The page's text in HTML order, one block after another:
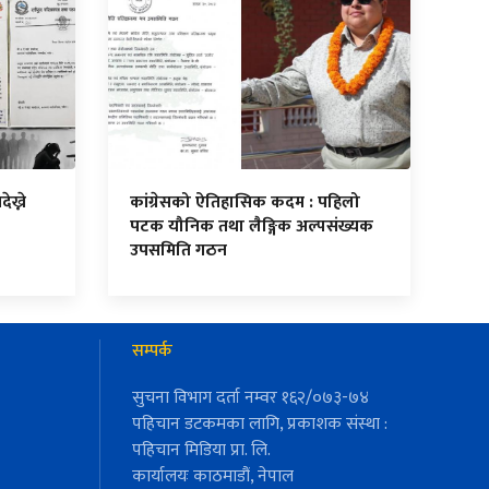
कांग्रेसको ऐतिहासिक कदम : पहिलो
पटक यौनिक तथा लैङ्गिक अल्पसंख्यक
उपसमिति गठन
सम्पर्क
सुचना विभाग दर्ता नम्वर १६२/०७३-७४
पहिचान डटकमका लागि, प्रकाशक संस्था :
पहिचान मिडिया प्रा. लि.
कार्यालयः काठमाडौं, नेपाल